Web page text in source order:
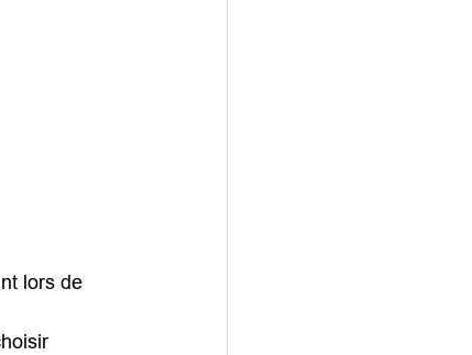
lors de